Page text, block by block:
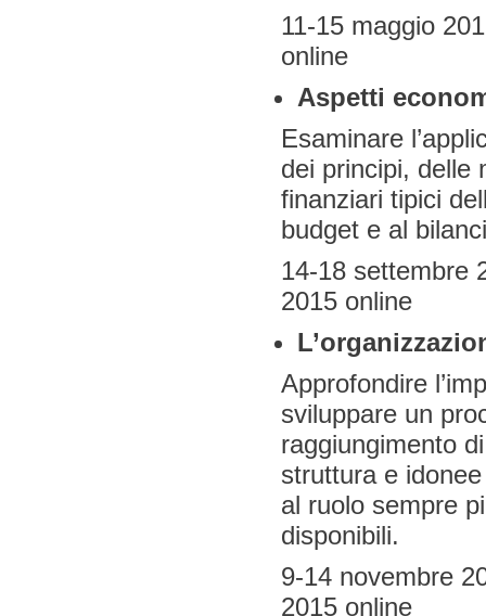
11-15 maggio
online
Aspetti
Esaminare
dei principi, delle
finanziari tipici
budget e al
14-18 settembre
2015 online
Approfondire
sviluppare un
raggiungimento
struttura e
al ruolo sempre
disponibili.
9-14 novembre
2015 online